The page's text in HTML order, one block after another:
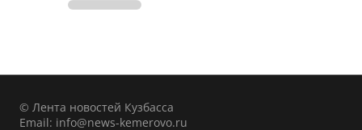
© Лента новостей Кузбасса
Email: info@news-kemerovo.ru